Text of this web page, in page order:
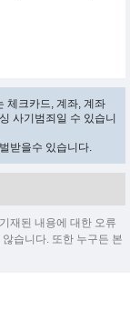
체크카드, 계좌, 계좌
사기범죄일 수 있습니
받을수 있습니다.
재된 내용에 대한 오류
습니다. 또한 누구든 본